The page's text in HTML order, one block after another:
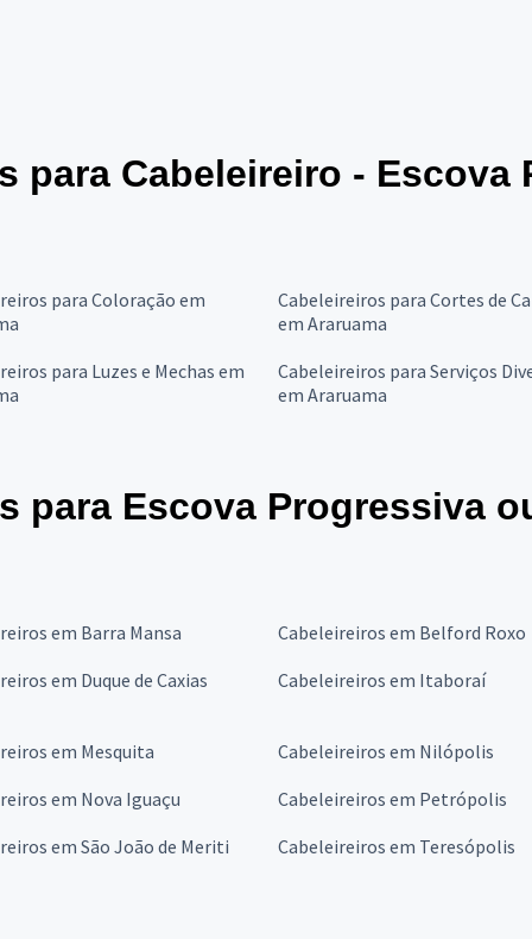
para Cabeleireiro - Escova
para Coloração em
Cabeleireiros para Cortes de
em Araruama
para Luzes e Mechas em
Cabeleireiros para Serviços
em Araruama
para Escova Progressiva
em Barra Mansa
Cabeleireiros em Belford Roxo
em Duque de Caxias
Cabeleireiros em Itaboraí
em Mesquita
Cabeleireiros em Nilópolis
em Nova Iguaçu
Cabeleireiros em Petrópolis
em São João de Meriti
Cabeleireiros em Teresópolis